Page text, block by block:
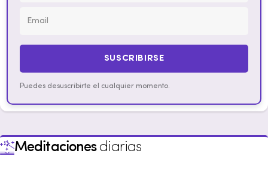
SUSCRIBIRSE
Puedes desuscribirte el cualquier momento.
Meditacionesdiarias